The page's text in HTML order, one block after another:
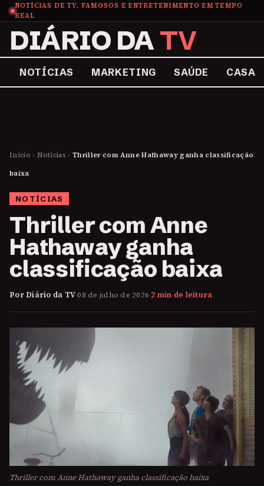
NOTÍCIAS DE TV, FAMOSOS E ENTRETENIMENTO EM TEMPO
REAL
DIÁRIO DATV
NOTÍCIAS MARKETING SAÚDE CASA
Início › Notícias › Thriller com Anne Hathaway ganha classificação
baixa
NOTÍCIAS
Thriller com Anne
Hathaway ganha
classificação baixa
Por Diário da TV·08 de julho de 2026·2 min de leitura
Thriller com Anne Hathaway ganha classificação baixa